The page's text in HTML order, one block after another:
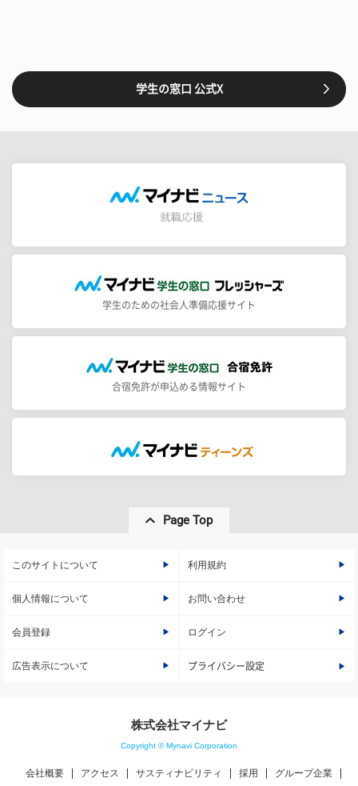
学生の窓口 公式X
学生のための社会人準備応援サイト
合宿免許が申込める情報サイト
Page Top
このサイトについて 利用規約
個人情報について お問い合わせ
会員登録 ログイン
広告表示について プライバシー設定
株式会社マイナビ
Copyright © Mynavi Corporation
会社概要 アクセス サスティナビリティ 採用 グループ企業